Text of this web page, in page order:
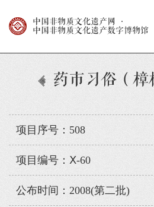
中国非物质文化遗产网
·
中国非物质文化遗产数字博物馆
药市习俗（樟
项目序号：508
项目编号：Ⅹ-60
公布时间：2008(第二批)